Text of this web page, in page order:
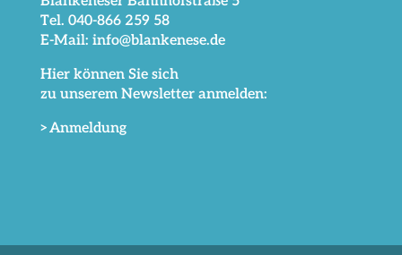
Tel. 040-866 259 58
E-Mail: info@blankenese.de
Hier können Sie sich
zu unserem Newsletter anmelden:
>Anmeldung